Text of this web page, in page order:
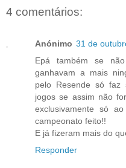
4 comentários:
Anónimo 31 de
Epá também se
ganhavam a mais
pelo Resende só faz
jogos se assim não
exclusivamente só
campeonato feito!!
E já fizeram mais do
Responder